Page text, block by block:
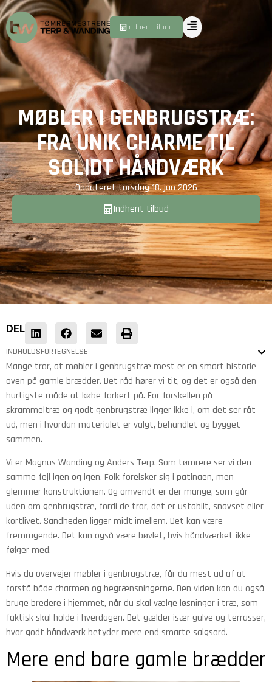
Indhent tilbud
MØBLER I GENBRUGSTRÆ:
FRA UNIK CHARME TIL
SOLIDT HÅNDVÆRK
Opdaterettorsdag 18. jun 2026
Indhent tilbud
DEL
INDHOLDSFORTEGNELSE
Mange tror, at møbler i genbrugstræ mest er en smart historie
oven på gamle brædder. Det råd hører vi tit, og det er også den
hurtigste måde at købe forkert på. For forskellen på
skrammeltræ og godt genbrugstræ ligger ikke i, om det ser råt
ud, men i hvordan materialet er valgt, behandlet og bygget
sammen.
Vi er Magnus Wanding og Anders Terp. Som tømrere ser vi den
samme fejl igen og igen. Folk forelsker sig i patinaen, men
glemmer konstruktionen. Og omvendt er der mange, som går
uden om genbrugstræ, fordi de tror, det er ustabilt, snavset eller
kortlivet. Sandheden ligger midt imellem. Det kan være
fremragende. Det kan også være bøvlet, hvis håndværket ikke
følger med.
Hvis du overvejer møbler i genbrugstræ, får du mest ud af at
forstå både charmen og begrænsningerne. Den viden kan du også
bruge bredere i hjemmet, når du skal vælge løsninger i træ, som
faktisk skal holde i hverdagen. Det gælder især gulve og terrasser,
hvor godt håndværk betyder mere end smarte salgsord.
Mere end bare gamle brædder